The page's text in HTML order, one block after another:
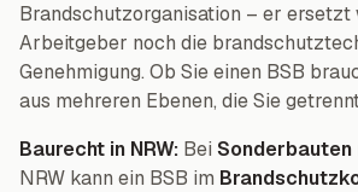
Brandschutzorganisation – er ersetzt
Arbeitgeber noch die
Genehmigung. Ob Sie einen BSB
aus mehreren Ebenen, die Sie
Baurecht in NRW: Bei Sonderbauten
NRW kann ein BSB im